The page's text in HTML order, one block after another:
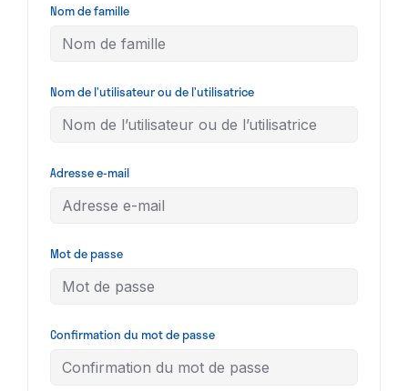
Nom de famille
Nom de l’utilisateur ou de l’utilisatrice
Adresse e-mail
Mot de passe
Confirmation du mot de passe